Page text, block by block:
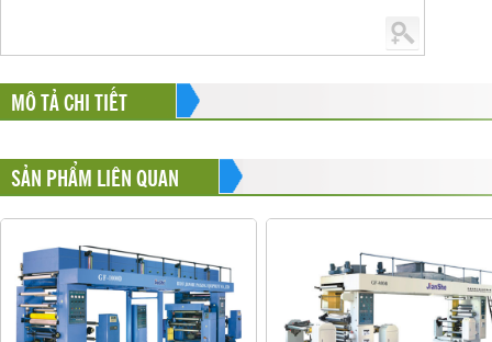
MÔ TẢ CHI TIẾT
SẢN PHẨM LIÊN QUAN